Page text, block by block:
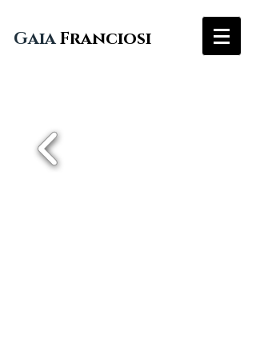
GaiaFranciosi